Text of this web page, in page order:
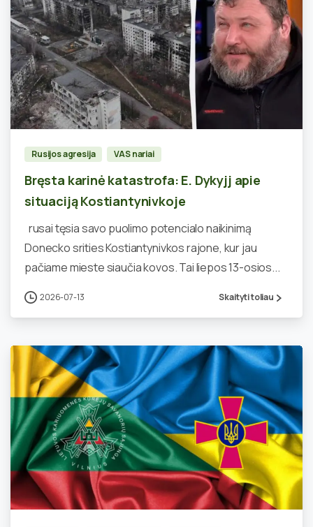
Rusijos agresija VAS nariai
Bręsta karinė katastrofa: E. Dykyjj apie
situaciją Kostiantynivkoje
rusai tęsia savo puolimo potencialo naikinimą
Donecko srities Kostiantynivkos rajone, kur jau
pačiame mieste siaučia kovos. Tai liepos 13-osios...
2026-07-13 Skaityti toliau
9